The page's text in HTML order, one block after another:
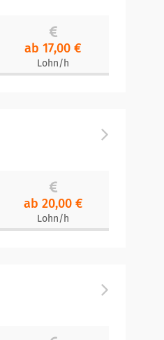
ab 17,00 €
Lohn/h
ab 20,00 €
Lohn/h